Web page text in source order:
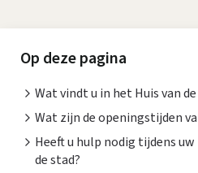
Op deze pagina
Wat vindt u in het Huis van
Wat zijn de openingstijden
Heeft u hulp nodig tijdens
de stad?